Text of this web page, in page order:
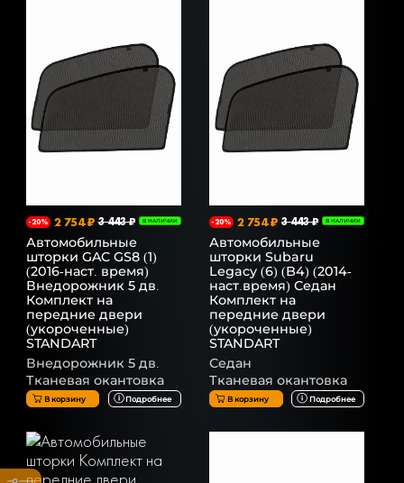
-20% 2 754 ₽ 3 443 ₽ В НАЛИЧИИ
Автомобильные
шторки GAC GS8 (1)
(2016-наст. время)
Внедорожник 5 дв.
Комплект на
передние двери
(укороченные)
STANDART
Внедорожник 5 дв.
Тканевая окантовка
В корзину Подробнее
-20% 2 754 ₽ 3 443 ₽ В НАЛИЧИИ
Автомобильные
шторки Subaru
Legacy (6) (B4) (2014-
наст.время) Седан
Комплект на
передние двери
(укороченные)
STANDART
Седан
Тканевая окантовка
В корзину Подробнее